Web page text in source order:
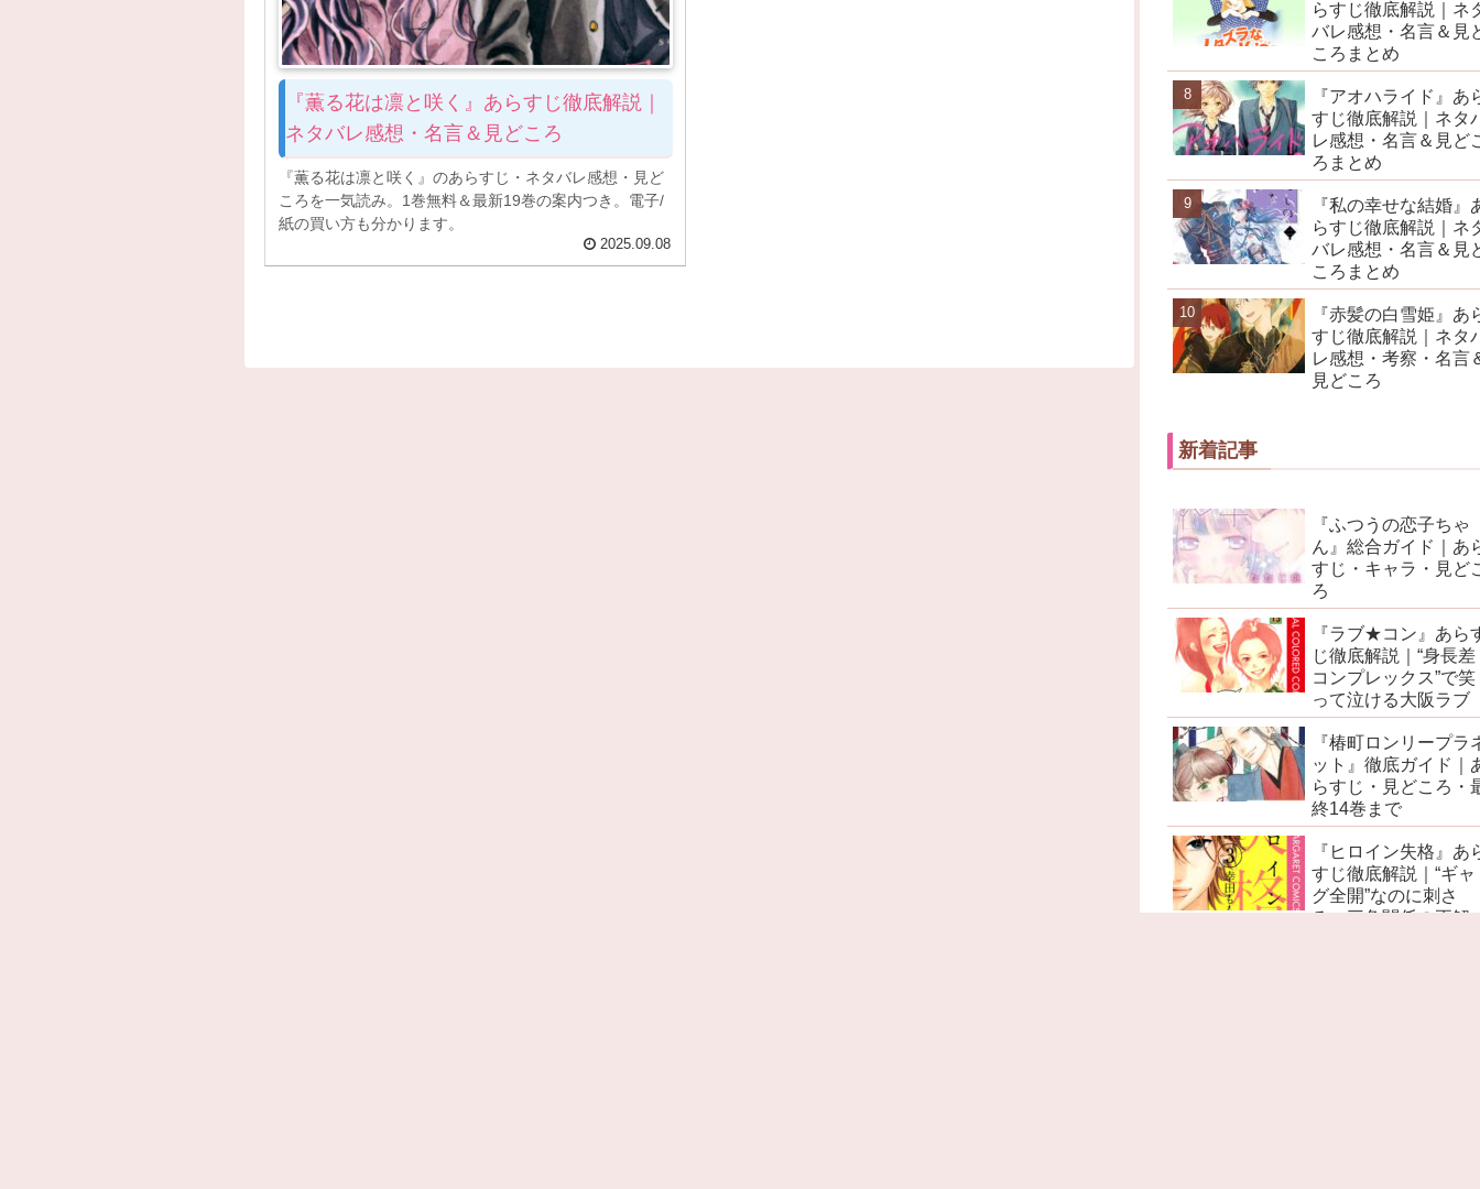
『薫る花は凛と咲く』あらすじ徹底解説｜
ネタバレ感想・名言＆見どころ
『薫る花は凛と咲く』のあらすじ・ネタバレ感想・見ど
ころを一気読み。1巻無料＆最新19巻の案内つき。電子/
紙の買い方も分かります。
2025.09.08
らすじ徹底解説｜ネ
バレ感想・名言＆見
ころまとめ
『アオハライド』あ
すじ徹底解説｜ネタ
レ感想・名言＆見ど
ろまとめ
『私の幸せな結婚』
らすじ徹底解説｜ネ
バレ感想・名言＆見
ころまとめ
『赤髪の白雪姫』あ
すじ徹底解説｜ネタ
レ感想・考察・名言
見どころ
新着記事
『ふつうの恋子ちゃ
ん』総合ガイド｜あ
すじ・キャラ・見ど
ろ
『ラブ★コン』あら
じ徹底解説｜“身長差
コンプレックス”で笑
って泣ける大阪ラブ
『椿町ロンリープラ
ット』徹底ガイド｜
らすじ・見どころ・
終14巻まで
『ヒロイン失格』あ
すじ徹底解説｜“ギャ
グ全開”なのに刺さ
る、三角関係の正解